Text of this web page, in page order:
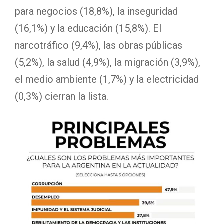
para negocios (18,8%), la inseguridad
(16,1%) y la educación (15,8%). El
narcotráfico (9,4%), las obras públicas
(5,2%), la salud (4,9%), la migración (3,9%),
el medio ambiente (1,7%) y la electricidad
(0,3%) cierran la lista.